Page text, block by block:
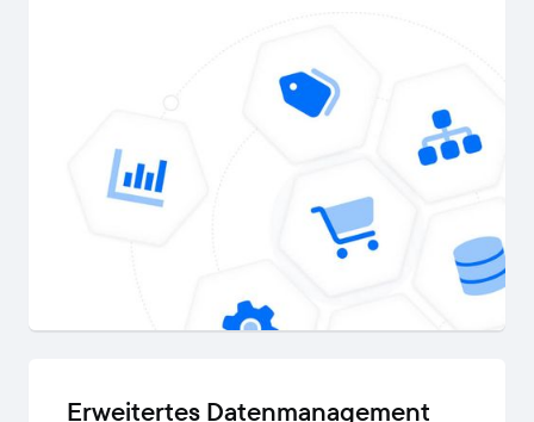
Erweitertes Datenmanagement